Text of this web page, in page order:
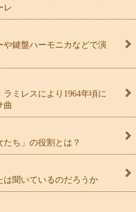
レ
鍵盤ハーモニカなどで演
ミレスにより1964年頃に
曲
ち」の役割とは？
聞いているのだろうか